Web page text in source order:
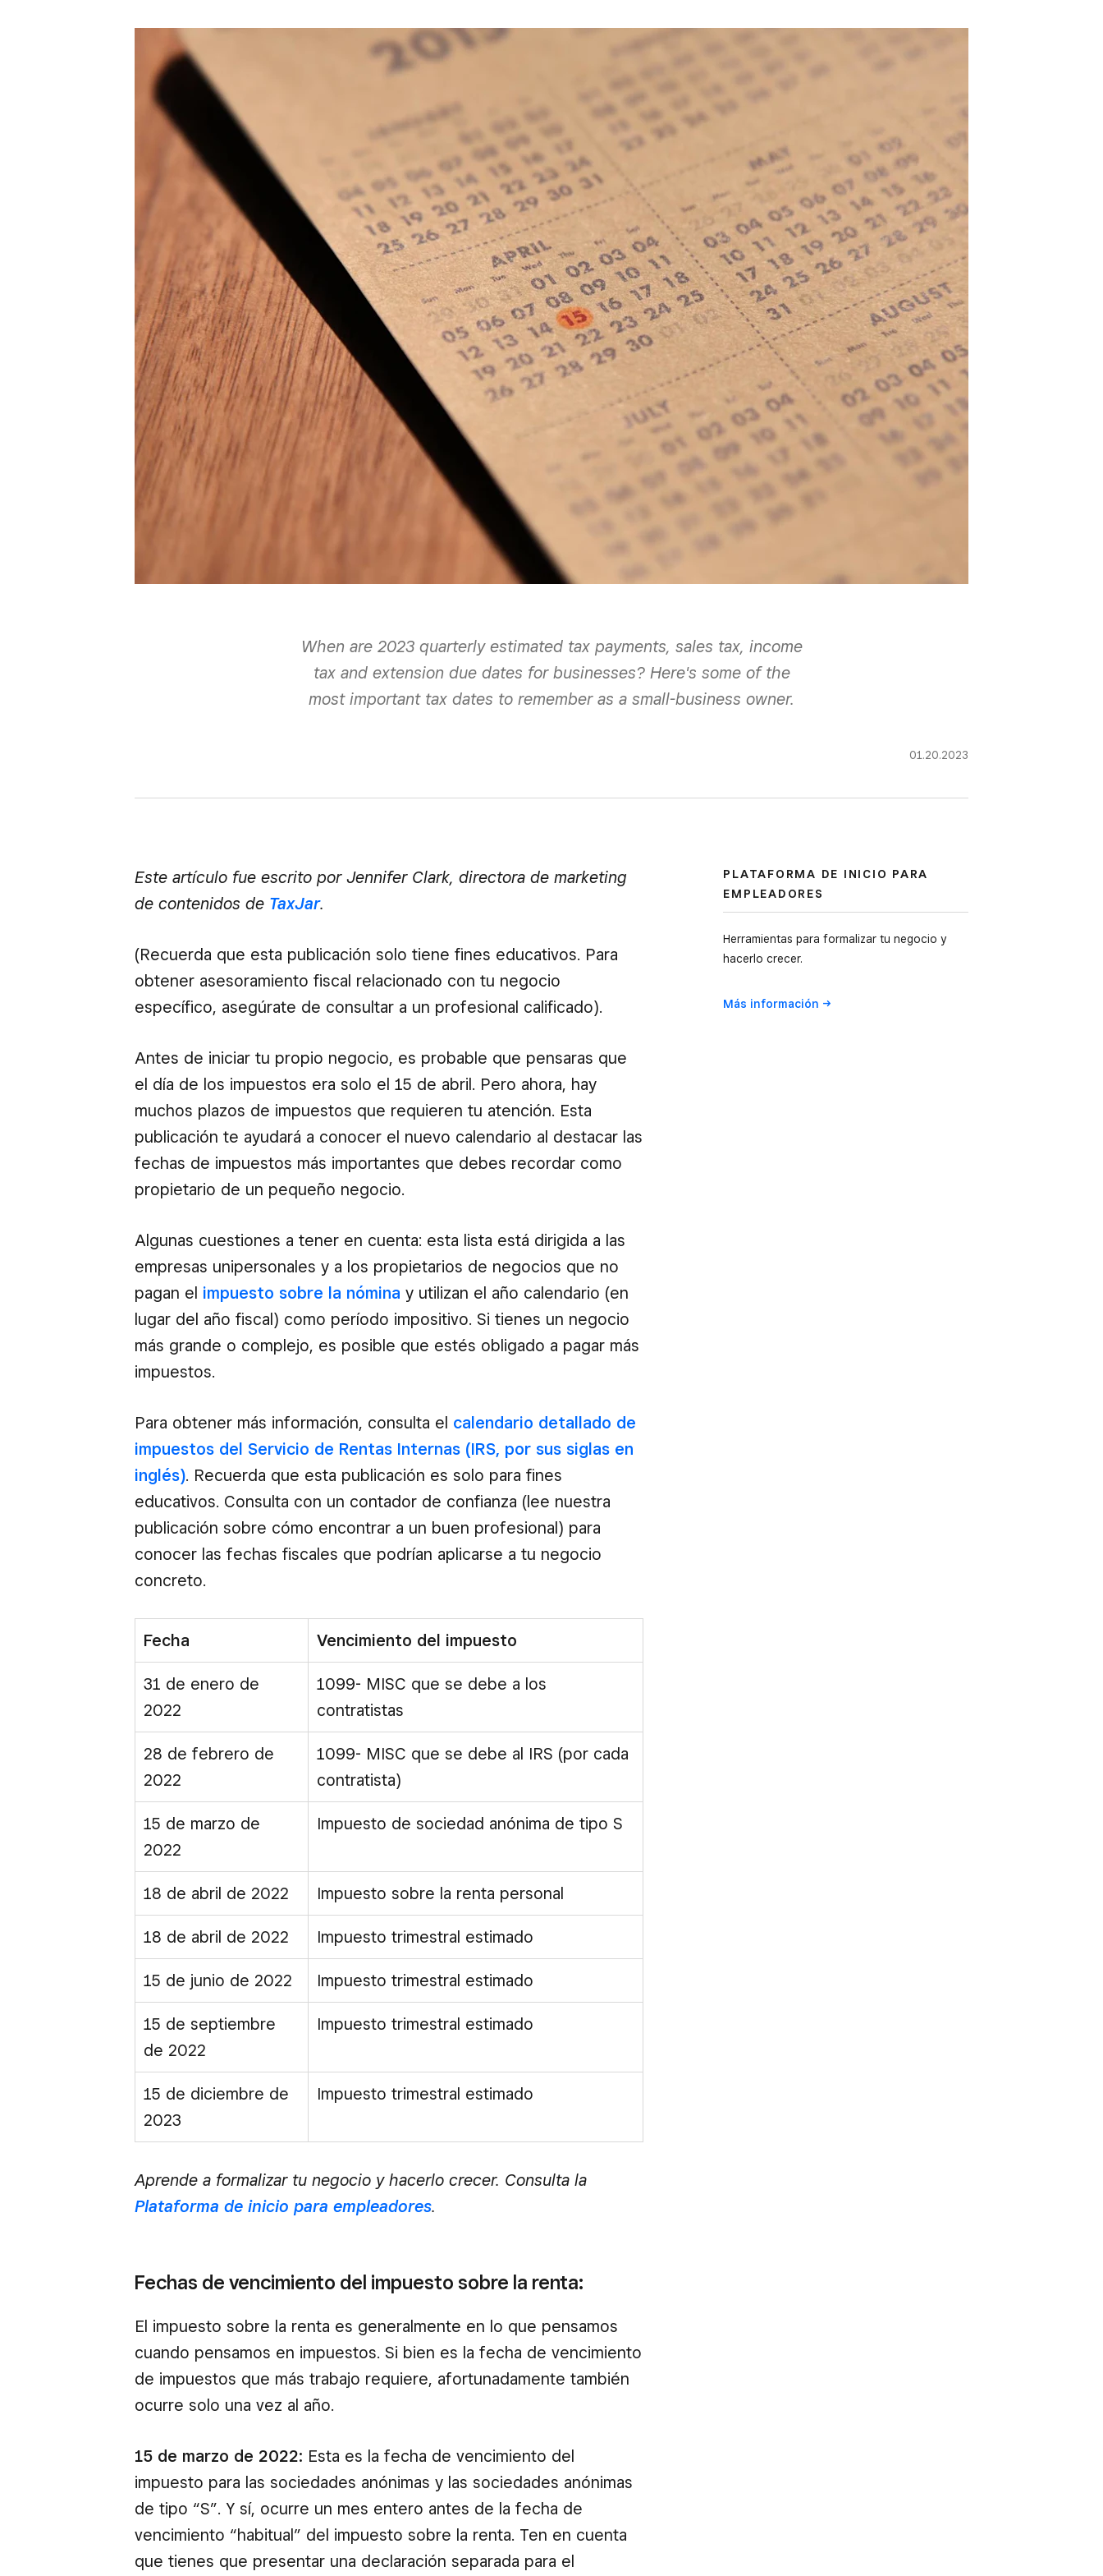
When are 2023 quarterly estimated tax payments, sales tax, income
tax and extension due dates for businesses? Here's some of the
most important tax dates to remember as a small-business owner.
01.20.2023
Este artículo fue escrito por Jennifer Clark, directora de marketing
de contenidos de TaxJar.
(Recuerda que esta publicación solo tiene fines educativos. Para
obtener asesoramiento fiscal relacionado con tu negocio
específico, asegúrate de consultar a un profesional calificado).
Antes de iniciar tu propio negocio, es probable que pensaras que
el día de los impuestos era solo el 15 de abril. Pero ahora, hay
muchos plazos de impuestos que requieren tu atención. Esta
publicación te ayudará a conocer el nuevo calendario al destacar las
fechas de impuestos más importantes que debes recordar como
propietario de un pequeño negocio.
Algunas cuestiones a tener en cuenta: esta lista está dirigida a las
empresas unipersonales y a los propietarios de negocios que no
pagan el impuesto sobre la nómina y utilizan el año calendario (en
lugar del año fiscal) como período impositivo. Si tienes un negocio
más grande o complejo, es posible que estés obligado a pagar más
impuestos.
Para obtener más información, consulta el calendario detallado de
impuestos del Servicio de Rentas Internas (IRS, por sus siglas en
inglés). Recuerda que esta publicación es solo para fines
educativos. Consulta con un contador de confianza (lee nuestra
publicación sobre cómo encontrar a un buen profesional) para
conocer las fechas fiscales que podrían aplicarse a tu negocio
concreto.
Fecha Vencimiento del impuesto
31 de enero de
2022
1099- MISC que se debe a los
contratistas
28 de febrero de
2022
1099- MISC que se debe al IRS (por cada
contratista)
15 de marzo de
2022
Impuesto de sociedad anónima de tipo S
18 de abril de 2022 Impuesto sobre la renta personal
18 de abril de 2022 Impuesto trimestral estimado
15 de junio de 2022 Impuesto trimestral estimado
15 de septiembre
de 2022
Impuesto trimestral estimado
15 de diciembre de
2023
Impuesto trimestral estimado
Aprende a formalizar tu negocio y hacerlo crecer. Consulta la
Plataforma de inicio para empleadores.
Fechas de vencimiento del impuesto sobre la renta:
El impuesto sobre la renta es generalmente en lo que pensamos
cuando pensamos en impuestos. Si bien es la fecha de vencimiento
de impuestos que más trabajo requiere, afortunadamente también
ocurre solo una vez al año.
15 de marzo de 2022: Esta es la fecha de vencimiento del
impuesto para las sociedades anónimas y las sociedades anónimas
de tipo “S”. Y sí, ocurre un mes entero antes de la fecha de
vencimiento “habitual” del impuesto sobre la renta. Ten en cuenta
que tienes que presentar una declaración separada para el
PLATAFORMA DE INICIO PARA
EMPLEADORES
Herramientas para formalizar tu negocio y
hacerlo crecer.
Más información